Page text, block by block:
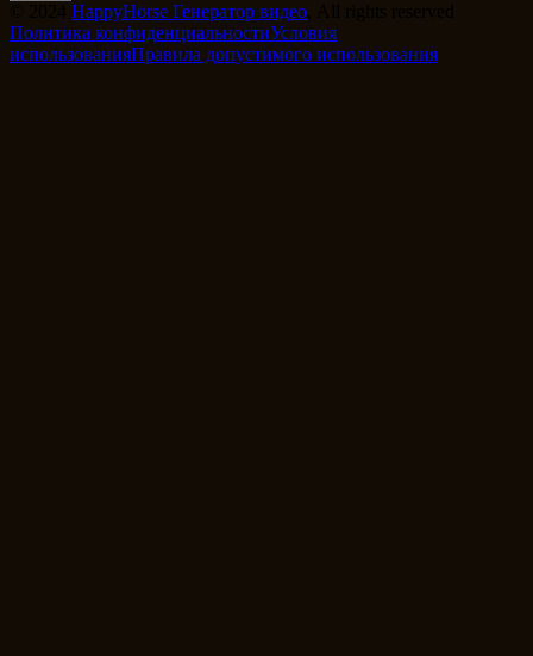
HappyHorse Генератор видео
Политика конфиденциальностиУсловия
использованияПравила допустимого использования